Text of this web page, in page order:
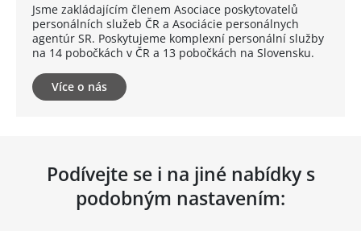
Jsme zakládajícím členem Asociace poskytovatelů
personálních služeb ČR a Asociácie personálnych
agentúr SR. Poskytujeme komplexní personální služby
na 14 pobočkách v ČR a 13 pobočkách na Slovensku.
Více o nás
Podívejte se i na jiné nabídky s
podobným nastavením: